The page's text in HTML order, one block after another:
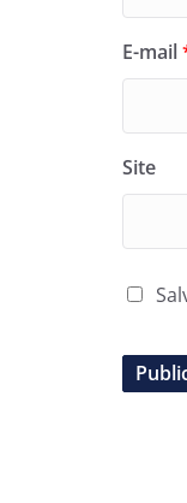
E-mail
Site